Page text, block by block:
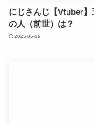
にじさんじ【Vtuber
の人（前世）は？
2025-05-19